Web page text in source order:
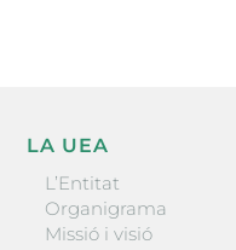
LA UEA
L’Entitat
Organigrama
Missió i visió